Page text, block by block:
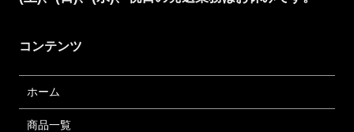
コンテンツ
ホーム
商品一覧